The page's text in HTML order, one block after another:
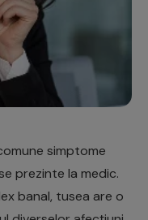
simptome
prezinte la medic.
banal, tusea are o